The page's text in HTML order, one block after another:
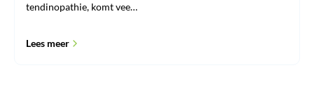
tendinopathie, komt vee…
Lees meer